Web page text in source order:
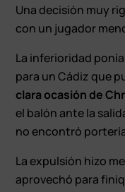
Una decisión muy
con un jugador
La inferioridad
para un Cádiz que
clara ocasión de
el balón ante la
no encontró
La expulsión hizo
aprovechó para